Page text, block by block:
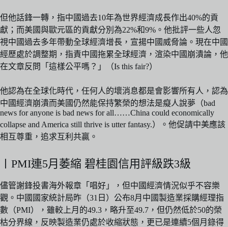
但他話鋒一轉，指中國過去10年為世界經濟成長作出40%的貢
獻；而美國與歐元區的貢獻分別為22%和9%。他批評一些人忽
視中國過去多年帶動全球經濟增長，宣揚中國威脅論。現在中國
經歷處於調整期，指責中國拖累全球經濟，渲染中國崩潰論，他
在文章反問「這樣公平嗎？」（Is this fair?）
他認為在全球化時代，任何人的壞消息都是會影響所有人，認為
中國經濟崩潰而美國仍然能保持繁榮的想法是癡人說夢（bad
news for anyone is bad news for all……China could economically
collapse and America still thrive is utter fantasy.）。他促請中美應該
相互尊重，追求互利共贏。
〡PMI連5月萎縮 碧桂園信用評級跌3級
儘管謝鋒投書海外報章「唱好」，但中國經濟情況似乎不容樂
觀。中國國家統計局昨（31日）公布8月中國製造業採購經理指
數（PMI），雖較上月的49.3，略升至49.7，但仍然低於50的榮
枯分界線，反映製造業仍處於收縮狀態，更已是連續5個月錄得